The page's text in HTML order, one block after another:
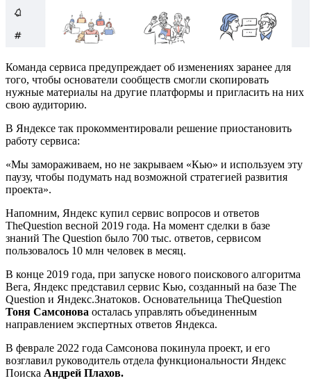
Команда сервиса предупреждает об изменениях заранее для
того, чтобы основатели сообществ смогли скопировать
нужные материалы на другие платформы и пригласить на них
свою аудиторию.
В Яндексе так прокомментировали решение приостановить
работу сервиса:
«Мы замораживаем, но не закрываем «Кью» и используем эту
паузу, чтобы подумать над возможной стратегией развития
проекта».
Напомним, Яндекс купил сервис вопросов и ответов
TheQuestion весной 2019 года. На момент сделки в базе
знаний The Question было 700 тыс. ответов, сервисом
пользовалось 10 млн человек в месяц.
В конце 2019 года, при запуске нового поискового алгоритма
Вега, Яндекс представил сервис Кью, созданный на базе The
Question и Яндекс.Знатоков. Основательница TheQuestion
Тоня Самсонова осталась управлять объединенным
направлением экспертных ответов Яндекса.
В феврале 2022 года Самсонова покинула проект, и его
возглавил руководитель отдела функциональности Яндекс
Поиска Андрей Плахов.